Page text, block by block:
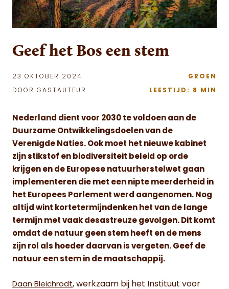
Geef het Bos een stem
23 OKTOBER 2024
DOOR GASTAUTEUR
GROEN
LEESTIJD: 8 MIN
Nederland dient voor 2030 te voldoen aan de
Duurzame Ontwikkelingsdoelen van de
Verenigde Naties. Ook moet het nieuwe kabinet
zijn stikstof en biodiversiteit beleid op orde
krijgen en de Europese natuurherstelwet gaan
implementeren die met een nipte meerderheid in
het Europees Parlement werd aangenomen. Nog
altijd wint kortetermijndenken het van de lange
termijn met vaak desastreuze gevolgen. Dit komt
omdat de natuur geen stem heeft en de mens
zijn rol als hoeder daarvan is vergeten. Geef de
natuur een stem in de maatschappij.
Daan Bleichrodt, werkzaam bij het Instituut voor